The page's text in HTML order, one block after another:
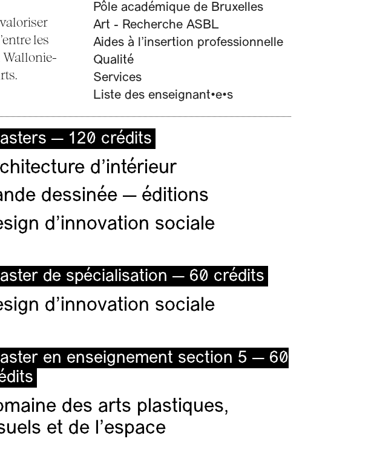
les
Wallonie-
Pôle académique de Bruxelles
Art - Recherche ASBL
Aides à l’insertion professionnelle
Qualité
Services
Liste des enseignant•e•s
— 120 crédits
d’intérieur
dessinée — éditions
d'innovation sociale
de spécialisation — 60 crédits
d'innovation sociale
en enseignement section 5 — 60
des arts plastiques,
et de l’espace